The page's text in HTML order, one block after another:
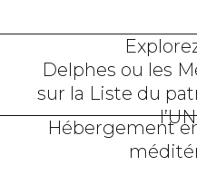
Delphes ou les
sur la Liste du
Hébergement